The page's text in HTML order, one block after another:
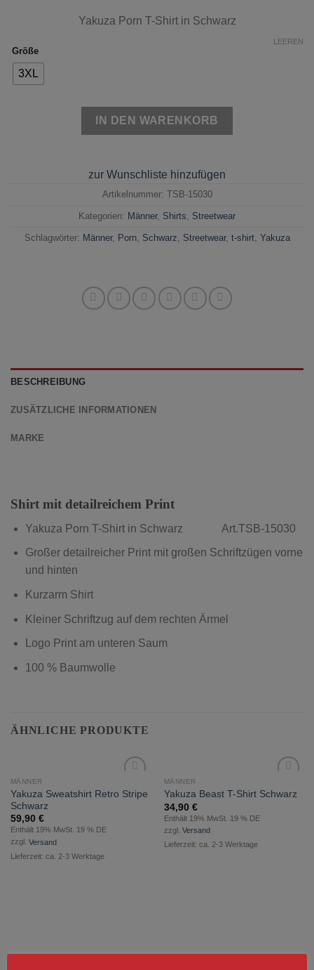
Yakuza Porn T-Shirt in Schwarz
Größe
3XL
LEEREN
IN DEN WARENKORB
zur Wunschliste hinzufügen
Artikelnummer: TSB-15030
Kategorien: Männer, Shirts, Streetwear
Schlagwörter: Männer, Porn, Schwarz, Streetwear, t-shirt, Yakuza
BESCHREIBUNG
ZUSÄTZLICHE INFORMATIONEN
MARKE
Shirt mit detailreichem Print
Yakuza Porn T-Shirt in Schwarz Art.TSB-15030
Großer detailreicher Print mit großen Schriftzügen vorne
und hinten
Kurzarm Shirt
Kleiner Schriftzug auf dem rechten Ärmel
Logo Print am unteren Saum
100 % Baumwolle
ÄHNLICHE PRODUKTE
Wunschliste
MÄNNER
Yakuza Sweatshirt Retro Stripe
Schwarz
59,90 €
Enthält 19% MwSt. 19 % DE
zzgl. Versand
Lieferzeit: ca. 2-3 Werktage
Wunschliste
MÄNNER
Yakuza Beast T-Shirt Schwarz
34,90 €
Enthält 19% MwSt. 19 % DE
zzgl. Versand
Lieferzeit: ca. 2-3 Werktage